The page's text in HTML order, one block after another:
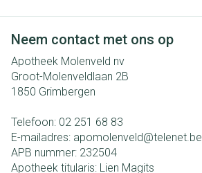
Neem contact met ons op
Apotheek Molenveld nv
Groot-Molenveldlaan 2B
1850 Grimbergen
Telefoon: 02 251 68 83
E-mailadres: apomolenveld@telenet.be
APB nummer: 232504
Apotheek titularis: Lien Magits